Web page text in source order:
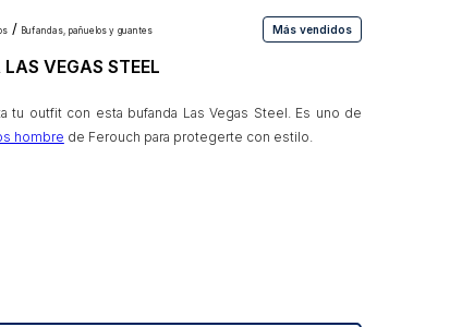
bufandas, pañuelos y guantes Más vendidos
VEGAS STEEL
tu outfit con esta bufanda Las Vegas Steel. Es uno de
hombre de Ferouch para protegerte con estilo.